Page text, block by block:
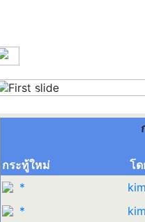
Previous
กระทู้ใหม่ โด
*
*